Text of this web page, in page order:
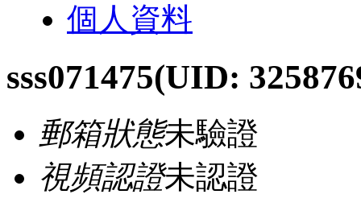
個人資料
sss071475(UID:
郵箱狀態未驗證
視頻認證未認證